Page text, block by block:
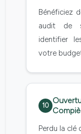
Bénéficiez
audit de
identifier
votre
10
Perdu la clé